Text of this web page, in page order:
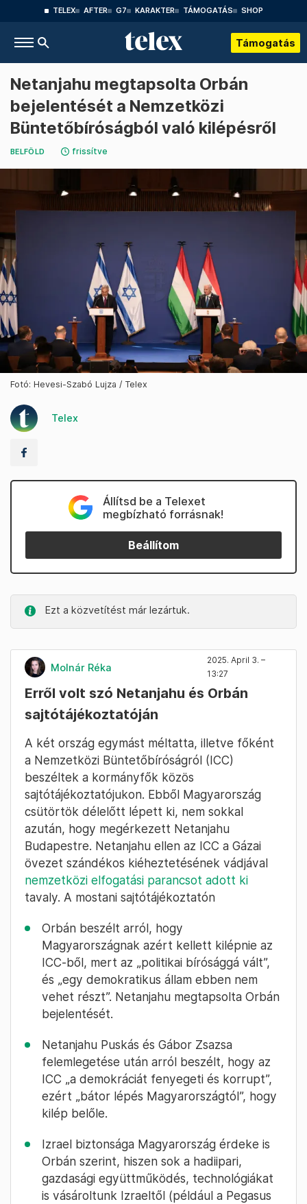
TELEX AFTER G7 KARAKTER TÁMOGATÁS SHOP
Támogatás
Netanjahu megtapsolta Orbán
bejelentését a Nemzetközi
Büntetőbíróságból való kilépésről
BELFÖLD frissítve
Fotó: Hevesi-Szabó Lujza / Telex
Telex
Állítsd be a Telexet
megbízható forrásnak!
Beállítom
Ezt a közvetítést már lezártuk.
Molnár Réka
2025. April 3. –
13:27
Erről volt szó Netanjahu és Orbán
sajtótájékoztatóján
A két ország egymást méltatta, illetve főként
a Nemzetközi Büntetőbíróságról (ICC)
beszéltek a kormányfők közös
sajtótájékoztatójukon. Ebből Magyarország
csütörtök délelőtt lépett ki, nem sokkal
azután, hogy megérkezett Netanjahu
Budapestre. Netanjahu ellen az ICC a Gázai
övezet szándékos kiéheztetésének vádjával
nemzetközi elfogatási parancsot adott ki
tavaly. A mostani sajtótájékoztatón
Orbán beszélt arról, hogy
Magyarországnak azért kellett kilépnie az
ICC-ből, mert az „politikai bírósággá vált”,
és „egy demokratikus állam ebben nem
vehet részt”. Netanjahu megtapsolta Orbán
bejelentését.
Netanjahu Puskás és Gábor Zsazsa
felemlegetése után arról beszélt, hogy az
ICC „a demokráciát fenyegeti és korrupt”,
ezért „bátor lépés Magyarországtól”, hogy
kilép belőle.
Izrael biztonsága Magyarország érdeke is
Orbán szerint, hiszen sok a hadiipari,
gazdasági együttműködés, technológiákat
is vásároltunk Izraeltől (például a Pegasus